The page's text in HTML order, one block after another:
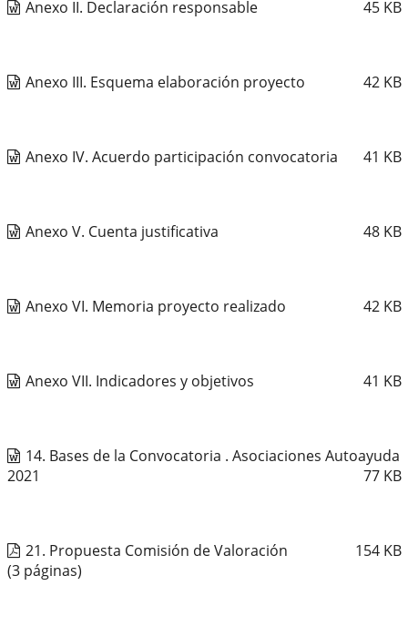
Anexo II. Declaración responsable 45 KB
Anexo III. Esquema elaboración proyecto 42 KB
Anexo IV. Acuerdo participación convocatoria 41 KB
Anexo V. Cuenta justificativa 48 KB
Anexo VI. Memoria proyecto realizado 42 KB
Anexo VII. Indicadores y objetivos 41 KB
14. Bases de la Convocatoria . Asociaciones Autoayuda
2021
77 KB
21. Propuesta Comisión de Valoración 154 KB
(3 páginas)